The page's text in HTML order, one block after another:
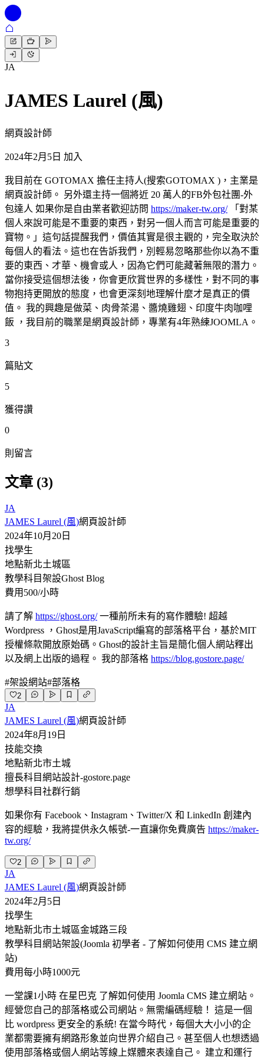
JA
JAMES Laurel (風)
網頁設計師
2024年2月5日 加入
我目前在 GOTOMAX 擔任主持人(搜索GOTOMAX )，主業是
網頁設計師。 另外還主持一個將近 20 萬人的FB外包社團-外
包達人 如果你是自由業者歡迎訪問 https://maker-tw.org/「對某
個人來說可能是不重要的東西，對另一個人而言可能是重要的
寶物。」這句話提醒我們，價值其實是很主觀的，完全取決於
每個人的看法。這也在告訴我們，別輕易忽略那些你以為不重
要的東西、才華、機會或人，因為它們可能藏著無限的潛力。
當你接受這個想法後，你會更欣賞世界的多樣性，對不同的事
物抱持更開放的態度，也會更深刻地理解什麼才是真正的價
值。 我的興趣是做菜、肉骨茶湯、醬燒雞翅、印度牛肉咖哩
飯 ，我目前的職業是網頁設計師，專業有4年熟練JOOMLA。
3
篇貼文
5
獲得讚
0
則留言
文章 (3)
JA
JAMES Laurel (風)網頁設計師
2024年10月20日
找學生
地點新北土城區
教學科目架設Ghost Blog
費用 500/小時
請了解 https://ghost.org/一種前所未有的寫作體驗! 超越
Wordpress ，Ghost是用JavaScript編寫的部落格平台，基於MIT
授權條款開放原始碼。Ghost的設計主旨是簡化個人網站釋出
以及網上出版的過程。 我的部落格 https://blog.gostore.page/
#架設網站#部落格
2
JA
JAMES Laurel (風)網頁設計師
2024年8月19日
技能交換
地點新北市土城
擅長科目網站設計-gostore.page
想學科目社群行銷
如果你有 Facebook、Instagram、Twitter/X 和 LinkedIn 創建內
容的經驗，我將提供永久帳號-一直讓你免費廣告 https://maker-
tw.org/
2
JA
JAMES Laurel (風)網頁設計師
2024年2月5日
找學生
地點新北市土城區金城路三段
教學科目網站架設(Joomla 初學者 - 了解如何使用 CMS 建立網
站)
費用每小時1000元
一堂課1小時 在星巴克 了解如何使用 Joomla CMS 建立網站。
經營您自己的部落格或公司網站。無需編碼經驗！ 這是一個
比 wordpress 更安全的系統! 在當今時代，每個大大小小的企
業都需要擁有網路形象並向世界介紹自己。甚至個人也想透過
使用部落格或個人網站等線上媒體來表達自己。 建立和運行